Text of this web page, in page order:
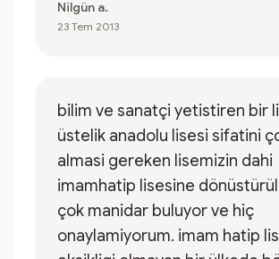
Nilgün a.
23 Tem 2013
bilim ve sanatçi yetistiren bir
üstelik anadolu lisesi sifatini
almasi gereken lisemizin dahi
imamhatip lisesine
çok manidar buluyor ve hiç
onaylamiyorum. imam hatip